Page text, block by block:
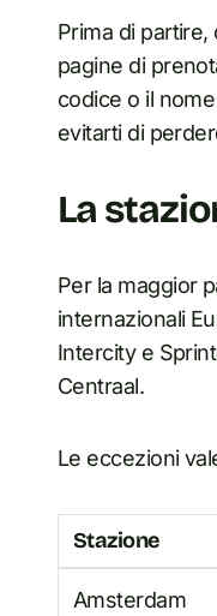
Prima di
pagine di
codice o il
evitarti di
La
Per la maggior
internazionali
Intercity e
Centraal.
Le eccezioni
Stazione
Amsterdam